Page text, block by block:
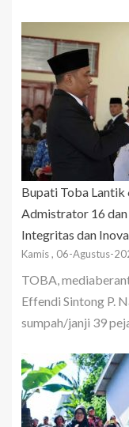
Bupati Toba
Admistrator 16 dan
Integritas dan
Kamis , 06-Agustus-
TOBA,
Effendi Sintong P.
sumpah/janji 39